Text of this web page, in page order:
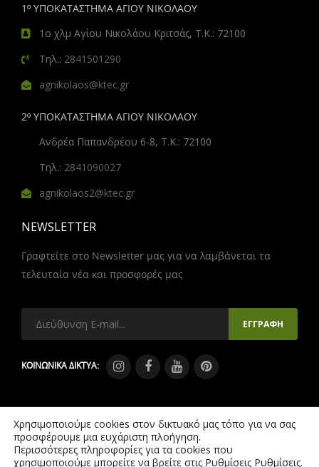
1º ΥΠΟΚΑΤΑΣΤΗΜΑ ΑΓΙΟΥ ΝΙΚΟΛΑΟΥ
1ο χλμ Αγίου Νικολάου Κριτσάς, Τ.Κ.: 72100
Τηλ.: 2841501290
agnikolaos@ktec.gr
2º ΥΠΟΚΑΤΑΣΤΗΜΑ ΑΓΙΟΥ ΝΙΚΟΛΑΟΥ
Ανδρέα Παπανδρέου 6-8, Τ.Κ.: 72100
Τηλ.: 2841090027
agnikolaos2@ktec.gr
NEWSLETTER
Γραφτείτε στο Newsletter μας για να λαμβάνεται τα
τελευταία νέα και προσφορές μας
ΚΟΙΝΩΝΙΚΑ ΔΙΚΤΥΑ:
Copyright © 2021 – 2026 Ktec All Rights Reserved.
Χρησιμοποιούμε cookies στον δικτυακό μας τόπο για να σας
προσφέρουμε μια ευχάριστη πλοήγηση.
Περισσότερες πληροφορίες για τα cookies που
χρησιμοποιούμε μπορείτε να βρείτε στις Ρυθμίσεις Ρυθμίσεις.